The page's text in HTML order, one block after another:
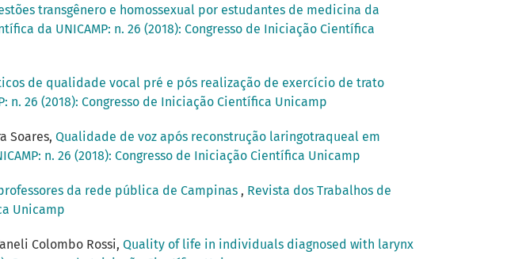
transgênero e homossexual por estudantes de medicina da
da UNICAMP: n. 26 (2018): Congresso de Iniciação Científica
de qualidade vocal pré e pós realização de exercício de trato
n. 26 (2018): Congresso de Iniciação Científica Unicamp
Soares, Qualidade de voz após reconstrução laringotraqueal em
n. 26 (2018): Congresso de Iniciação Científica Unicamp
da rede pública de Campinas , Revista dos Trabalhos de
Unicamp
Colombo Rossi, Quality of life in individuals diagnosed with larynx